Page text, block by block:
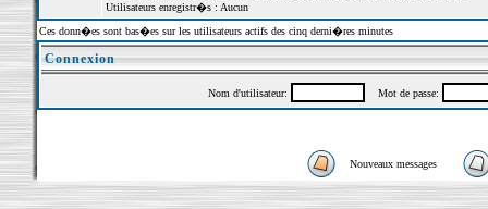
Utilisateurs enregistr�s : Aucun
Ces donn�es sont bas�es sur les utilisateurs actifs des cinq derni�res minutes
Connexion
Nom d'utilisateur: Mot de passe:
Nouveaux messages